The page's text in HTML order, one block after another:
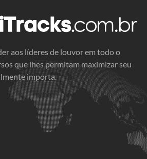
aos líderes de louvor em todo o
que lhes permitam maximizar seu
importa.